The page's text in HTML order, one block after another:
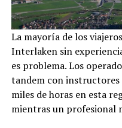
La mayoría de los
Interlaken sin
es problema. Los
tandem con instructores
miles de horas en esta
mientras un profesional